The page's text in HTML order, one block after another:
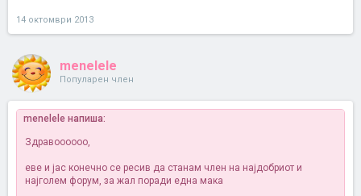
14 октомври 2013
menelele
Популарен член
menelele напиша:
Здравоооооо,
еве и јас конечно се ресив да станам член на најдобриот и
најголем форум, за жал поради една мака